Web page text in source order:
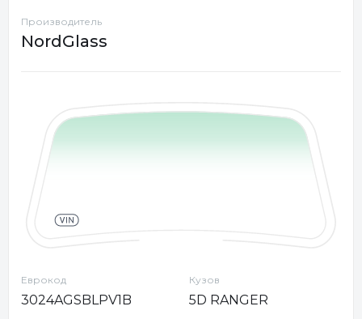
Производитель
NordGlass
Еврокод
3024AGSBLPV1B
Кузов
5D RANGER